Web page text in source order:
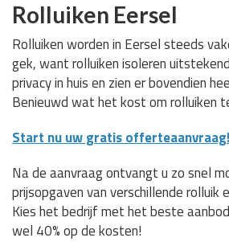
Rolluiken Eersel
Rolluiken worden in Eersel steeds
gek, want rolluiken isoleren
privacy in huis en zien er bovendien
Benieuwd wat het kost om rolluiken
Start nu uw gratis offerteaanvraag!
Na de aanvraag ontvangt u zo snel
prijsopgaven van verschillende rolluik
Kies het bedrijf met het beste
wel 40% op de kosten!